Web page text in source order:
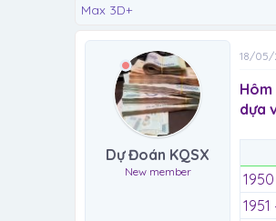
Max 3D+
Dự Đoán KQSX
New member
18/05/
dựa